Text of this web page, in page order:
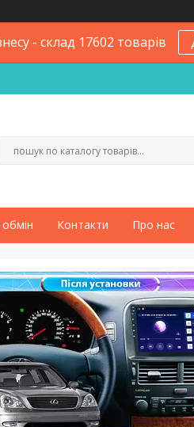
- склад 17602 товарів
Контакти Про нас